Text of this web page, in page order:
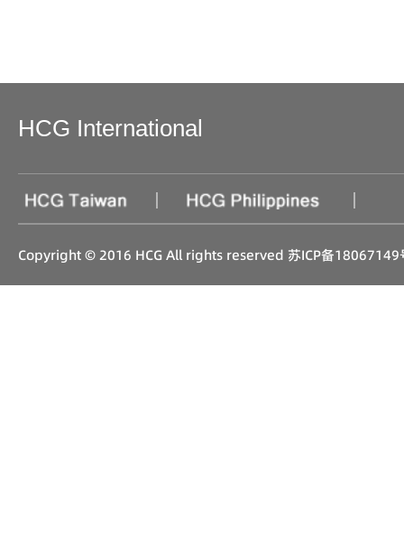
HCG International
| |
Copyright © 2016 HCG All rights reserved 苏ICP备